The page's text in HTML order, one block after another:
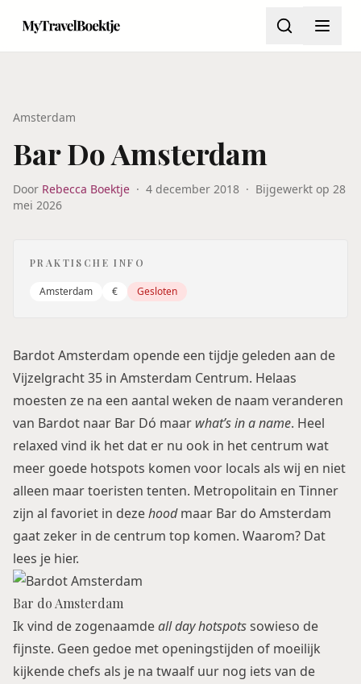
Amsterdam
Bar Do Amsterdam
Door Rebecca Boektje · 4 december 2018 · Bijgewerkt op 28
mei 2026
PRAKTISCHE INFO
Amsterdam € Gesloten
Bardot Amsterdam opende een tijdje geleden aan de
Vijzelgracht 35 in Amsterdam Centrum. Helaas
moesten ze na een aantal weken de naam veranderen
van Bardot naar Bar Dó maar what’s in a name. Heel
relaxed vind ik het dat er nu ook in het centrum wat
meer goede hotspots komen voor locals als wij en niet
alleen maar toeristen tenten. Metropolitain en Tinner
zijn al favoriet in dezehoodmaar Bar do Amsterdam
gaat zeker in de centrum top komen. Waarom? Dat
lees je hier.
Bar do Amsterdam
Ik vind de zogenaamdeall day hotspotssowieso de
fijnste. Geen gedoe met openingstijden of moeilijk
kijkende chefs als je na twaalf uur nog iets van de